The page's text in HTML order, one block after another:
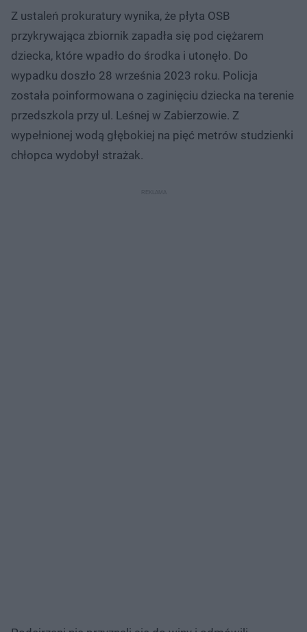
Z ustaleń prokuratury wynika, że płyta OSB
przykrywająca zbiornik zapadła się pod ciężarem
dziecka, które wpadło do środka i utonęło. Do
wypadku doszło 28 września 2023 roku. Policja
została poinformowana o zaginięciu dziecka na terenie
przedszkola przy ul. Leśnej w Zabierzowie. Z
wypełnionej wodą głębokiej na pięć metrów studzienki
chłopca wydobył strażak.